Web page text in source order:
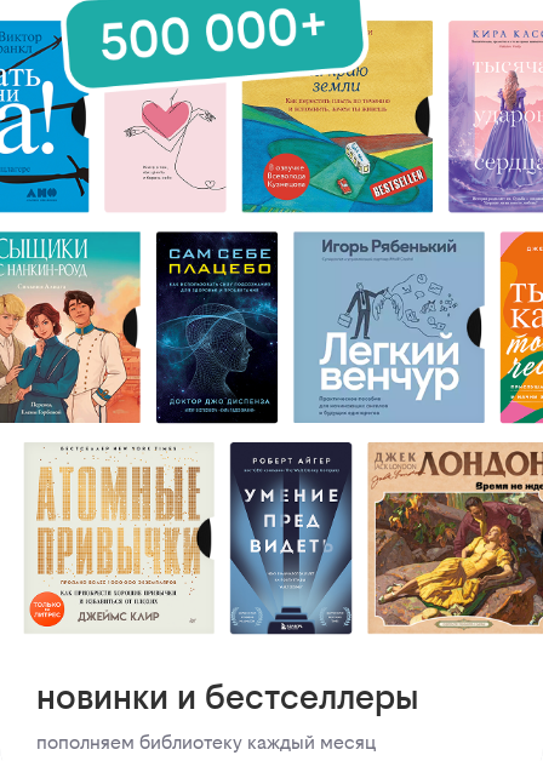
новинки и бестселлеры
пополняем библиотеку каждый месяц